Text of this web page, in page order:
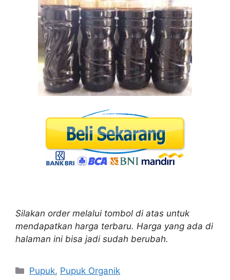
Silakan order melalui tombol di atas untuk
mendapatkan harga terbaru. Harga yang ada di
halaman ini bisa jadi sudah berubah.
Kategori
Pupuk, Pupuk Organik